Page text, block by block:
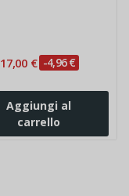
17,00 € -4,96 €
Aggiungi al
carrello